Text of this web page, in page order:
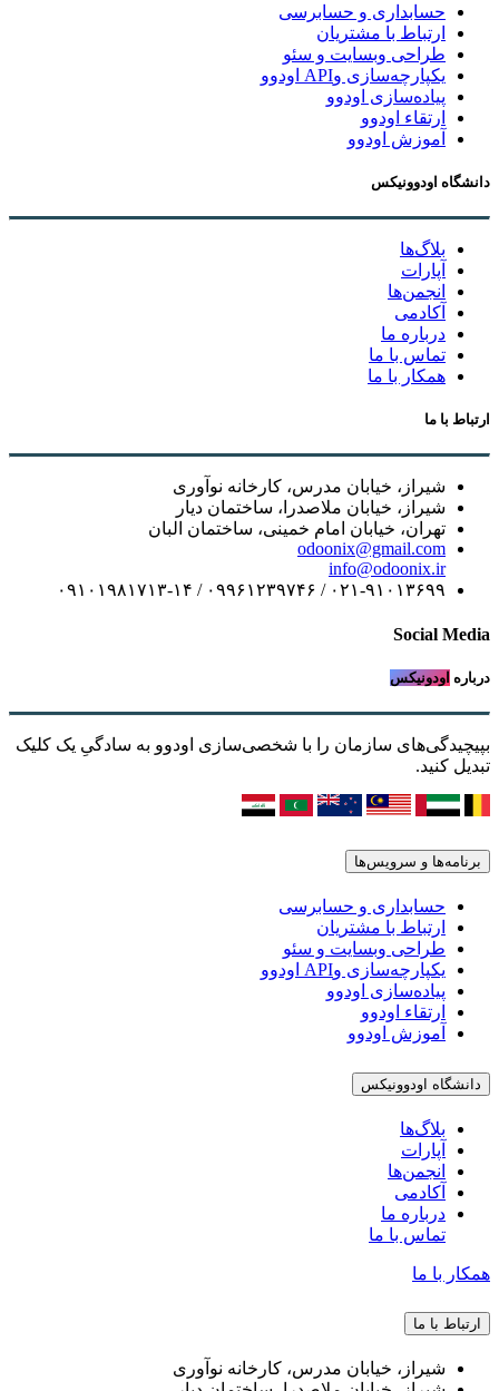
حسابداری و حسابرسی
ارتباط با مشتریان
طراحی وبسایت و سئو
یکپارچه‌سازی وAPI اودوو
پیاده‌سازی اودوو
ارتقاء اودوو
آموزش اودوو
دانشگاه اودوونیکس
بلاگ‌ها
آپارات
انجمن‌ها
آکادمی
درباره ما
تماس با ما
همکار با ما
ارتباط با ما
شیراز، خیابان مدرس، کارخانه نوآوری
شیراز، خیابان ملاصدرا، ساختمان دیار
تهران، خیابان امام خمینی، ساختمان البان
odoonix@gmail.com
info@odoonix.ir
۰۲۱-۹۱۰۱۳۶۹۹ / ۰۹۹۶۱۲۳۹۷۴۶ / ۰۹۱۰۱۹۸۱۷۱۳-۱۴
Social Media
درباره اودونیکس
بپیچیدگی‌های سازمان را با شخصی‌سازی اودوو به سادگیِ یک کلیک
تبدیل کنید.
برنامه‌ها و سرویس‌ها
حسابداری و حسابرسی
ارتباط با مشتریان
طراحی وبسایت و سئو
یکپارچه‌سازی وAPI اودوو
پیاده‌سازی اودوو
ارتقاء اودوو
آموزش اودوو
دانشگاه اودوونیکس
بلاگ‌ها
آپارات
انجمن‌ها
آکادمی
درباره ما
تماس با ما
همکار با ما
ارتباط با ما
شیراز، خیابان مدرس، کارخانه نوآوری